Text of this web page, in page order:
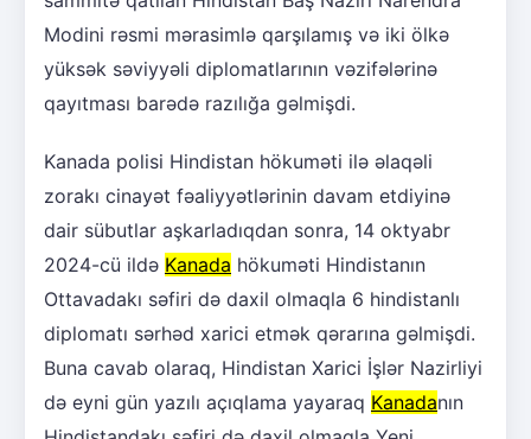
Modini rəsmi mərasimlə qarşılamış və iki ölkə
yüksək səviyyəli diplomatlarının vəzifələrinə
qayıtması barədə razılığa gəlmişdi.
Kanada polisi Hindistan hökuməti ilə əlaqəli
zorakı cinayət fəaliyyətlərinin davam etdiyinə
dair sübutlar aşkarladıqdan sonra, 14 oktyabr
2024-cü ildə Kanada hökuməti Hindistanın
Ottavadakı səfiri də daxil olmaqla 6 hindistanlı
diplomatı sərhəd xarici etmək qərarına gəlmişdi.
Buna cavab olaraq, Hindistan Xarici İşlər Nazirliyi
də eyni gün yazılı açıqlama yayaraq Kanadanın